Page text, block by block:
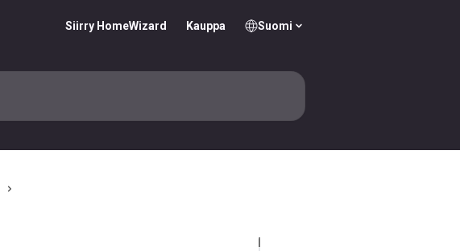
Siirry HomeWizard Kauppa Suomi